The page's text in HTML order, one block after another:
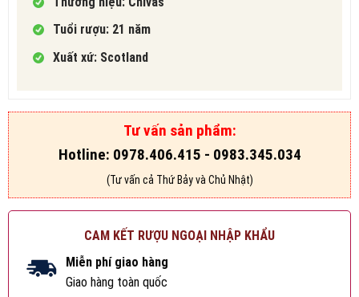
Tuổi rượu: 21 năm
Xuất xứ: Scotland
Tư vấn sản phẩm:
Hotline: 0978.406.415 - 0983.345.034
(Tư vấn cả Thứ Bảy và Chủ Nhật)
CAM KẾT RƯỢU NGOẠI NHẬP KHẨU
Miễn phí giao hàng
Giao hàng toàn quốc